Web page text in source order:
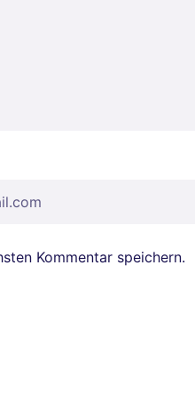
Kommentar speichern.